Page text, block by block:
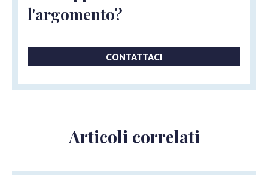
l'argomento?
CONTATTACI
Articoli correlati